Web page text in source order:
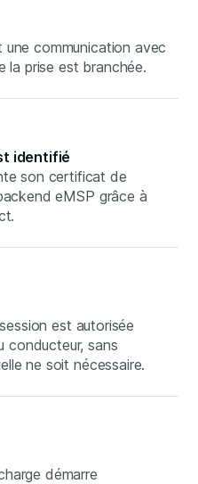
communication avec
la prise est branchée.
identifié
son certificat de
eMSP grâce à
est autorisée
conducteur, sans
ne soit nécessaire.
démarre